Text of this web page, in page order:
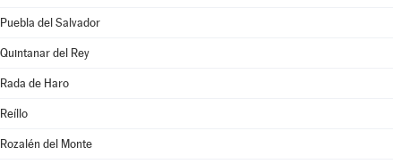
Puebla del Salvador
Quintanar del Rey
Rada de Haro
Reíllo
Rozalén del Monte